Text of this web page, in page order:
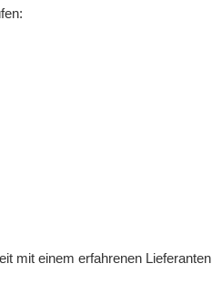
mit einem erfahrenen Lieferanten